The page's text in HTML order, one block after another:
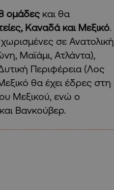
ομάδες και θα
Καναδά και Μεξικό.
σε Ανατολική
Μαϊάμι, Ατλάντα),
Περιφέρεια (Λος
θα έχει έδρες στη
Μεξικού, ενώ ο
Βανκούβερ.